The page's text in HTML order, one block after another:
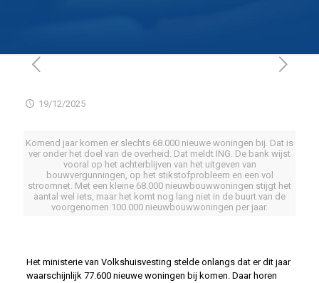
19/12/2025
Komend jaar komen er slechts 68.000 nieuwe woningen bij. Dat is
ver onder het doel van de overheid. Dat meldt ING. De bank wijst
vooral op het achterblijven van het uitgeven van
bouwvergunningen, op het stikstofprobleem en een vol
stroomnet. Met een kleine 68.000 nieuwbouwwoningen stijgt het
aantal wel iets, maar het komt nog lang niet in de buurt van de
voorgenomen 100.000 nieuwbouwwoningen per jaar.
Het ministerie van Volkshuisvesting stelde onlangs dat er dit jaar
waarschijnlijk 77.600 nieuwe woningen bij komen. Daar horen